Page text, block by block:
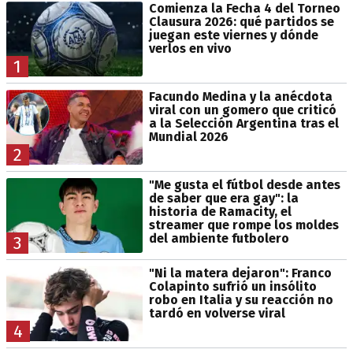
1
Comienza la Fecha 4 del Torneo
Clausura 2026: qué partidos se
juegan este viernes y dónde
verlos en vivo
2
Facundo Medina y la anécdota
viral con un gomero que criticó
a la Selección Argentina tras el
Mundial 2026
3
"Me gusta el fútbol desde antes
de saber que era gay": la
historia de Ramacity, el
streamer que rompe los moldes
del ambiente futbolero
4
"Ni la matera dejaron": Franco
Colapinto sufrió un insólito
robo en Italia y su reacción no
tardó en volverse viral